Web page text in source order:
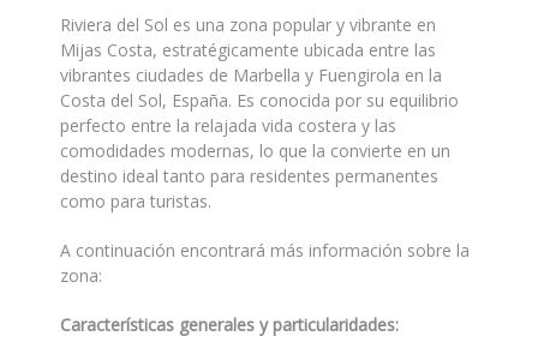
Riviera del Sol es una zona popular y vibrante en
Mijas Costa, estratégicamente ubicada entre las
vibrantes ciudades de Marbella y Fuengirola en la
Costa del Sol, España. Es conocida por su equilibrio
perfecto entre la relajada vida costera y las
comodidades modernas, lo que la convierte en un
destino ideal tanto para residentes permanentes
como para turistas.
A continuación encontrará más información sobre la
zona:
Características generales y particularidades: